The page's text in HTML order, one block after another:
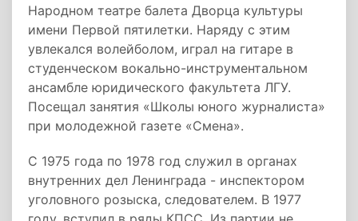
Народном театре балета Дворца культуры
имени Первой пятилетки. Наряду с этим
увлекался волейболом, играл на гитаре в
студенческом вокально-инструментальном
ансамбле юридического факультета ЛГУ.
Посещал занятия «Школы юного журналиста»
при молодежной газете «Смена».
С 1975 года по 1978 год служил в органах
внутренних дел Ленинграда - инспектором
уголовного розыска, следователем. В 1977